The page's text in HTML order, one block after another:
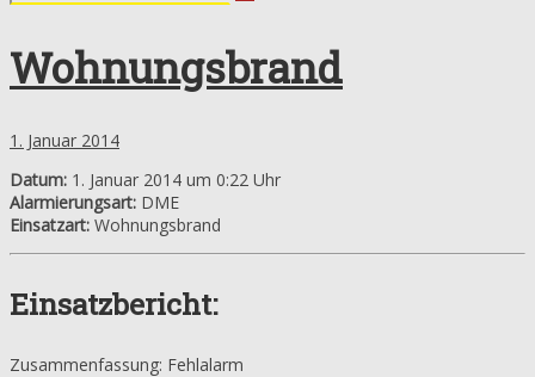
Wohnungsbrand
1. Januar 2014
Datum: 1. Januar 2014 um 0:22 Uhr
Alarmierungsart: DME
Einsatzart: Wohnungsbrand
Einsatzbericht:
Zusammenfassung: Fehlalarm